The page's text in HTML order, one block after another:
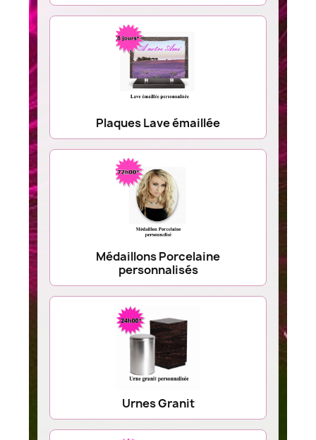
Plaques Lave émaillée
Médaillons Porcelaine
personnalisés
Urnes Granit